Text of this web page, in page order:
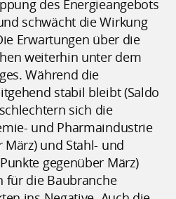
des Energieangebots
schwächt die Wirkung
Erwartungen über die
weiterhin unter dem
Während die
stabil bleibt (Saldo
sich die
und Pharmaindustrie
März) und Stahl- und
gegenüber März)
für die Baubranche